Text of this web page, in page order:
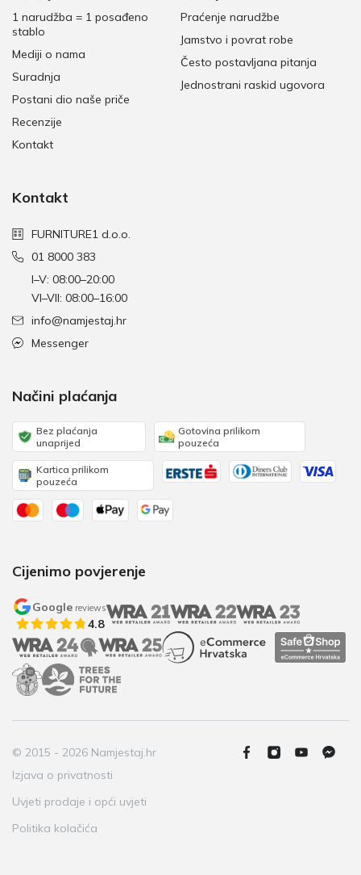
1 narudžba = 1 posađeno
stablo
Mediji o nama
Suradnja
Postani dio naše priče
Recenzije
Kontakt
Praćenje narudžbe
Jamstvo i povrat robe
Često postavljana pitanja
Jednostrani raskid ugovora
Kontakt
FURNITURE1 d.o.o.
01 8000 383
I–V: 08:00–20:00
VI–VII: 08:00–16:00
info@namjestaj.hr
Messenger
Načini plaćanja
Bez plaćanja
unaprijed
Gotovina prilikom
pouzeća
Kartica prilikom
pouzeća
Cijenimo povjerenje
Google reviews
4.8
© 2015 - 2026 Namjestaj.hr
Izjava o privatnosti
Uvjeti prodaje i opći uvjeti
Politika kolačića